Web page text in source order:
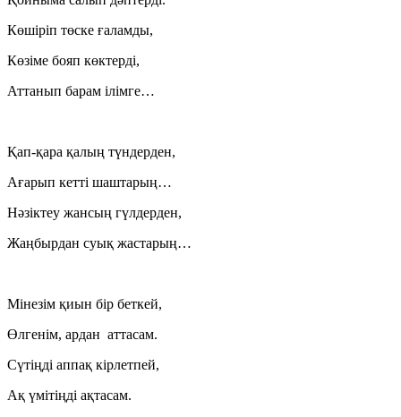
Көшіріп төске ғаламды,
Көзіме бояп көктерді,
Аттанып барам ілімге…
Қап-қара қалың түндерден,
Ағарып кетті шаштарың…
Нәзіктеу жансың гүлдерден,
Жаңбырдан суық жастарың…
Мінезім қиын бір беткей,
Өлгенім, ардан аттасам.
Сүтіңді аппақ кірлетпей,
Ақ үмітіңді ақтасам.